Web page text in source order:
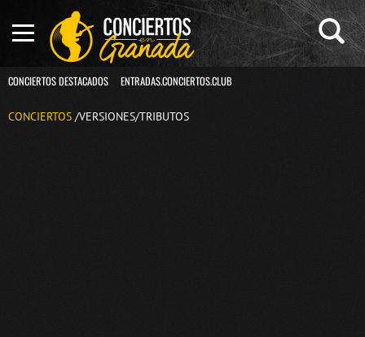
CONCIERTOS DESTACADOS ENTRADAS.CONCIERTOS.CLUB
CONCIERTOS /VERSIONES/TRIBUTOS